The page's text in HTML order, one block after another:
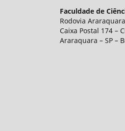
Faculdade de
Rodovia
Caixa Postal 174 –
Araraquara – SP –